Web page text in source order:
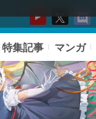
特集記事 マンガ